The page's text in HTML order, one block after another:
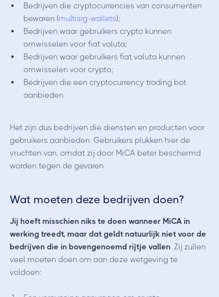
Bedrijven die cryptocurrencies van consumenten
bewaren (multisig-wallets);
Bedrijven waar gebruikers crypto kunnen
omwisselen voor fiat valuta;
Bedrijven waar gebruikers fiat valuta kunnen
omwisselen voor crypto;
Bedrijven die een cryptocurrency trading bot
aanbieden.
Het zijn dus bedrijven die diensten en producten voor
gebruikers aanbieden. Gebruikers plukken hier de
vruchten van, omdat zij door MiCA beter beschermd
worden tegen de gevaren.
Wat moeten deze bedrijven doen?
Jij hoeft misschien niks te doen wanneer MiCA in
werking treedt, maar dat geldt natuurlijk niet voor de
bedrijven die in bovengenoemd rijtje vallen . Zij zullen
veel moeten doen om aan deze wetgeving te
voldoen: